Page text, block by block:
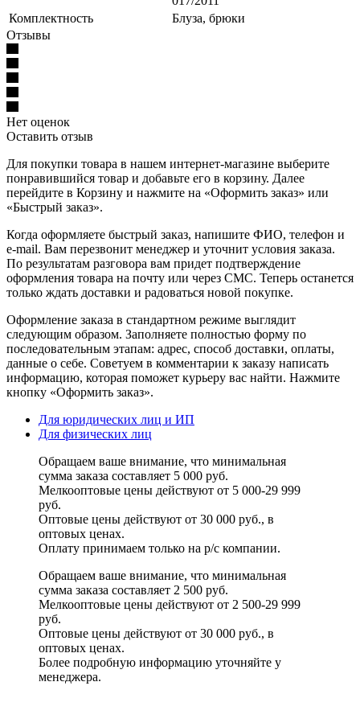
Комплектность
Блуза, брюки
Отзывы
Нет оценок
Оставить отзыв
Для покупки товара в нашем интернет-магазине выберите
понравившийся товар и добавьте его в корзину. Далее
перейдите в Корзину и нажмите на «Оформить заказ» или
«Быстрый заказ».
Когда оформляете быстрый заказ, напишите ФИО, телефон и
e-mail. Вам перезвонит менеджер и уточнит условия заказа.
По результатам разговора вам придет подтверждение
оформления товара на почту или через СМС. Теперь останется
только ждать доставки и радоваться новой покупке.
Оформление заказа в стандартном режиме выглядит
следующим образом. Заполняете полностью форму по
последовательным этапам: адрес, способ доставки, оплаты,
данные о себе. Советуем в комментарии к заказу написать
информацию, которая поможет курьеру вас найти. Нажмите
кнопку «Оформить заказ».
Для юридических лиц и ИП
Для физических лиц
Обращаем ваше внимание, что минимальная
сумма заказа составляет 5 000 руб.
Мелкооптовые цены действуют от 5 000-29 999
руб.
Оптовые цены действуют от 30 000 руб., в
оптовых ценах.
Оплату принимаем только на р/с компании.
Обращаем ваше внимание, что минимальная
сумма заказа составляет 2 500 руб.
Мелкооптовые цены действуют от 2 500-29 999
руб.
Оптовые цены действуют от 30 000 руб., в
оптовых ценах.
Более подробную информацию уточняйте у
менеджера.